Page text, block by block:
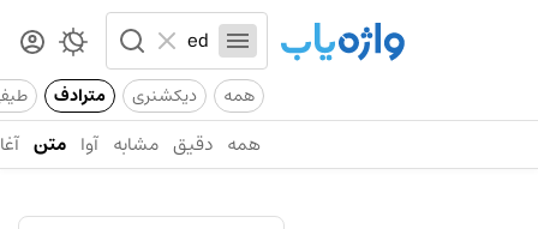
همه دیکشنری مترادف
همه دقیق مشابه آوا متن